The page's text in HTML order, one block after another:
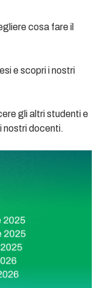
cosa fare il
e scopri i nostri
gli altri studenti e
nostri docenti.